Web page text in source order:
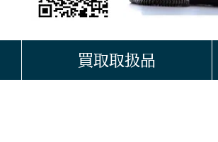
買取取扱品